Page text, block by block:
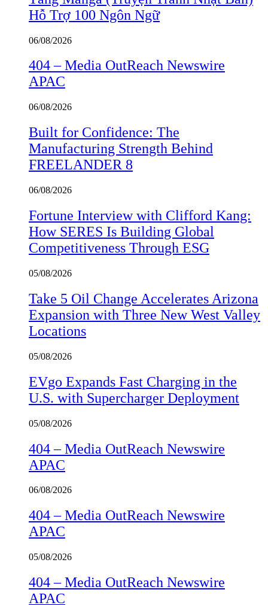
Hỗ Trợ 100 Ngôn Ngữ
06/08/2026
404 – Media OutReach Newswire
APAC
06/08/2026
Built for Confidence: The
Manufacturing Strength Behind
FREELANDER 8
06/08/2026
Fortune Interview with Clifford Kang:
How SERES Is Building Global
Competitiveness Through ESG
05/08/2026
Take 5 Oil Change Accelerates Arizona
Expansion with Three New West Valley
Locations
05/08/2026
EVgo Expands Fast Charging in the
U.S. with Supercharger Deployment
05/08/2026
404 – Media OutReach Newswire
APAC
06/08/2026
404 – Media OutReach Newswire
APAC
05/08/2026
404 – Media OutReach Newswire
APAC